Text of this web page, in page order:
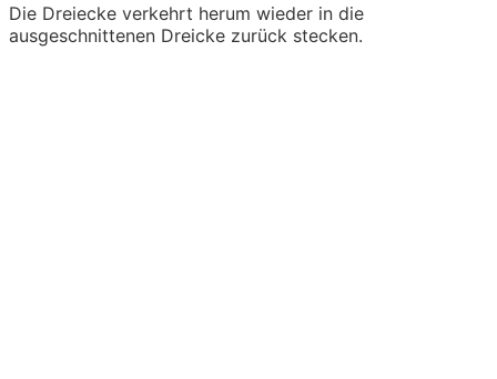
Die Dreiecke verkehrt herum wieder in die
ausgeschnittenen Dreicke zurück stecken.